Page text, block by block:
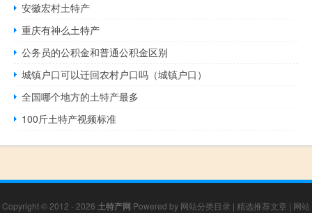
安徽宏村土特产
重庆有神么土特产
公务员的公积金和普通公积金区别
城镇户口可以迁回农村户口吗（城镇户口）
全国哪个地方的土特产最多
100斤土特产视频标准
Copyright © 2012 - 2026 土特产网 Powered by 网站分类目录 | 精选推荐文章 | 网站